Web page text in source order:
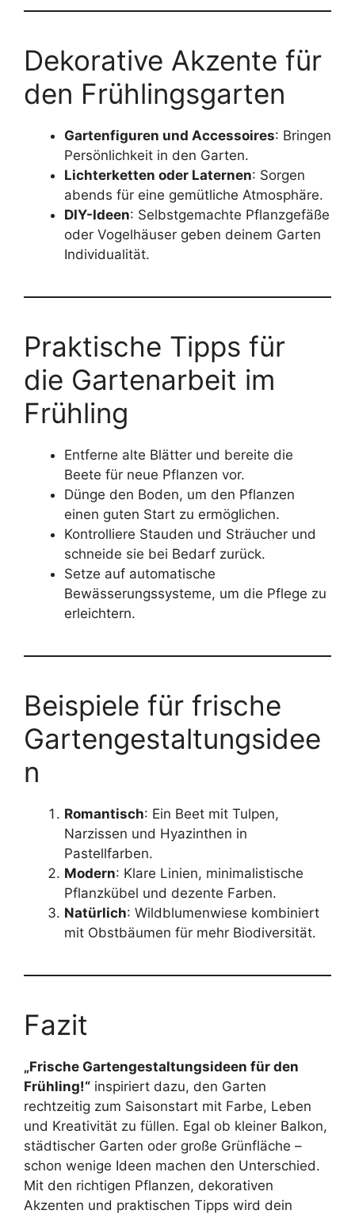
Dekorative Akzente für
den Frühlingsgarten
Gartenfiguren und Accessoires: Bringen
Persönlichkeit in den Garten.
Lichterketten oder Laternen: Sorgen
abends für eine gemütliche Atmosphäre.
DIY-Ideen: Selbstgemachte Pflanzgefäße
oder Vogelhäuser geben deinem Garten
Individualität.
Praktische Tipps für
die Gartenarbeit im
Frühling
Entferne alte Blätter und bereite die
Beete für neue Pflanzen vor.
Dünge den Boden, um den Pflanzen
einen guten Start zu ermöglichen.
Kontrolliere Stauden und Sträucher und
schneide sie bei Bedarf zurück.
Setze auf automatische
Bewässerungssysteme, um die Pflege zu
erleichtern.
Beispiele für frische
Gartengestaltungsidee
n
Romantisch: Ein Beet mit Tulpen,
Narzissen und Hyazinthen in
Pastellfarben.
Modern: Klare Linien, minimalistische
Pflanzkübel und dezente Farben.
Natürlich: Wildblumenwiese kombiniert
mit Obstbäumen für mehr Biodiversität.
Fazit
„Frische Gartengestaltungsideen für den
Frühling!“ inspiriert dazu, den Garten
rechtzeitig zum Saisonstart mit Farbe, Leben
und Kreativität zu füllen. Egal ob kleiner Balkon,
städtischer Garten oder große Grünfläche –
schon wenige Ideen machen den Unterschied.
Mit den richtigen Pflanzen, dekorativen
Akzenten und praktischen Tipps wird dein